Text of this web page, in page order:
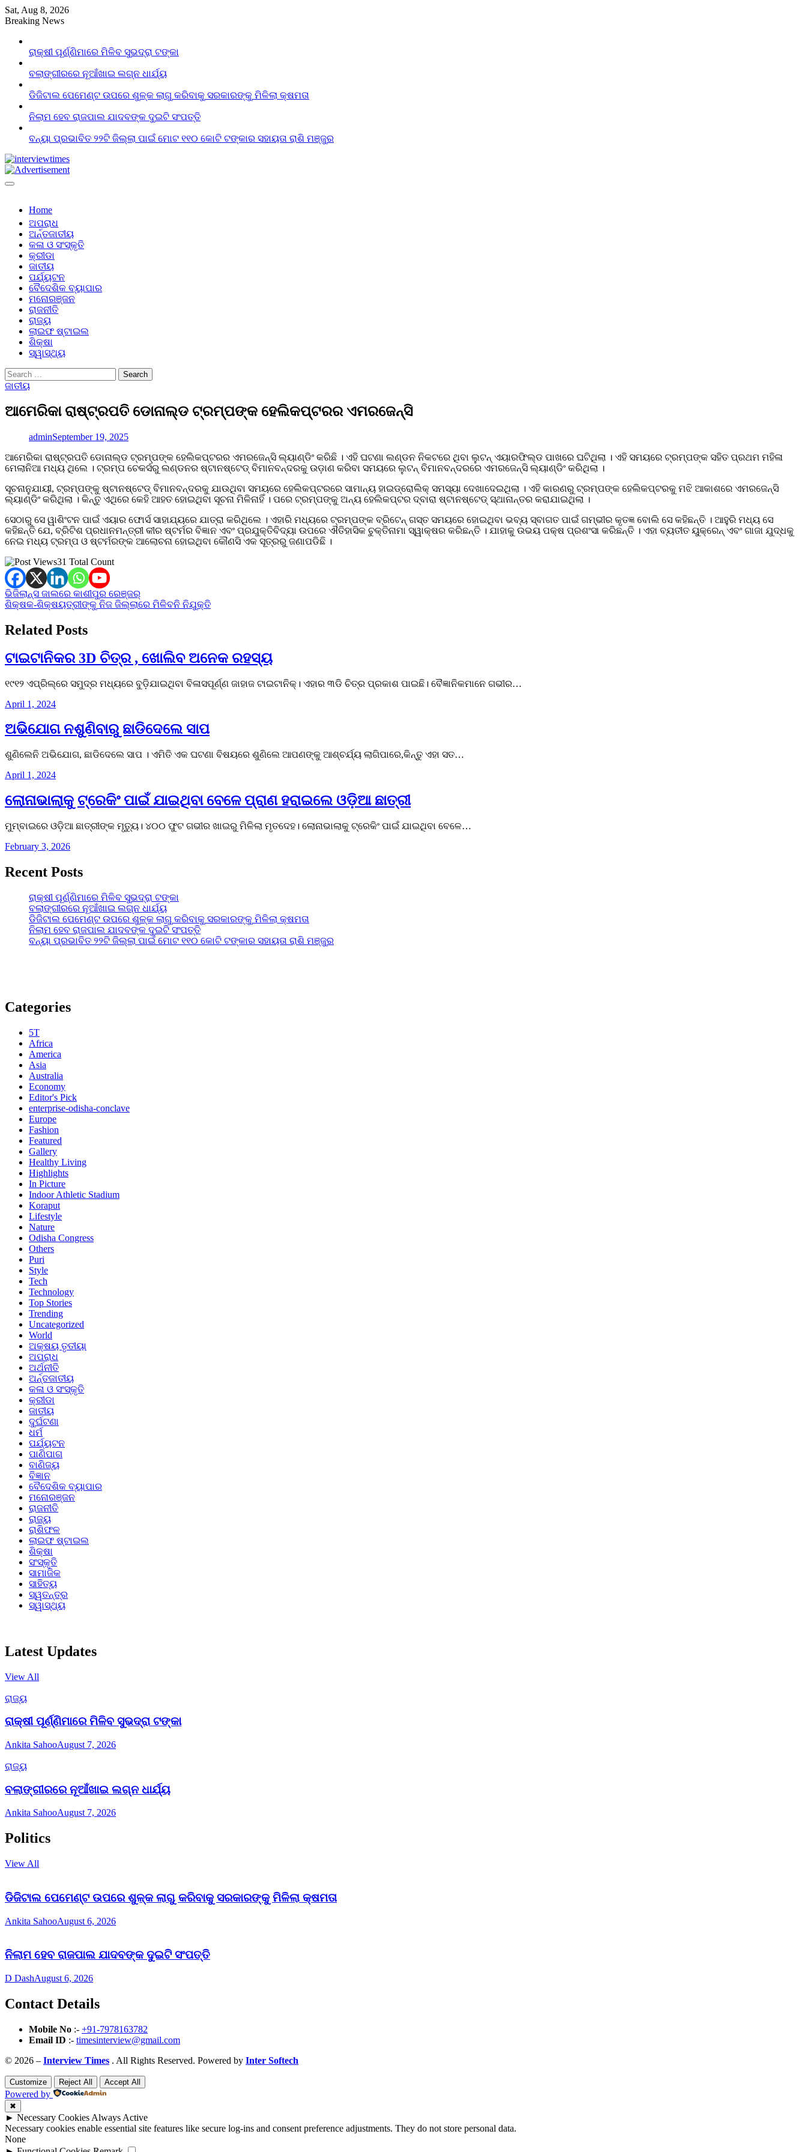
Skip
to
Sat, Aug 8, 2026
Breaking News
ରାକ୍ଷୀ ପୂର୍ଣ୍ଣିମାରେ ମିଳିବ ସୁଭଦ୍ରା ଟଙ୍କା
ବଲାଙ୍ଗୀରରେ ନୂଆଁଖାଇ ଲଗ୍ନ ଧାର୍ଯ୍ୟ
ଡିଜିଟାଲ ପେମେଣ୍ଟ ଉପରେ ଶୁଳ୍କ ଲାଗୁ କରିବାକୁ ସରକାରଙ୍କୁ ମିଳିଲା କ୍ଷମତା
ନିଲାମ ହେବ ରାଜପାଲ ଯାଦବଙ୍କ ଦୁଇଟି ସଂପତ୍ତି
ବନ୍ୟା ପ୍ରଭାବିତ ୨୨ଟି ଜିଲ୍ଲା ପାଇଁ ମୋଟ ୧୧୦ କୋଟି ଟଙ୍କାର ସହାୟତା ରାଶି ମଞ୍ଜୁର
Home
ଅପରାଧ
ଅର୍ନ୍ତଜାତୀୟ
କଳା ଓ ସଂସ୍କୃତି
କ୍ରୀଡା
ଜାତୀୟ
ପର୍ଯ୍ୟଟନ
ବୈଦେଶିକ ବ୍ୟାପାର
ମନୋରଞ୍ଜନ
ରାଜନୀତି
ରାଜ୍ୟ
ଲାଇଫ ଷ୍ଟାଇଲ
ଶିକ୍ଷା
ସ୍ୱାସ୍ଥ୍ୟ
Search
for:
ଜାତୀୟ
ଆମେରିକା ରାଷ୍ଟ୍ରପତି ଡୋନାଲ୍ଡ ଟ୍ରମ୍ପଙ୍କ ହେଲିକପ୍ଟରର ଏମରଜେନ୍ସି
adminSeptember 19, 2025
ଆମେରିକା ରାଷ୍ଟ୍ରପତି ଡୋନାଲ୍ଡ ଟ୍ରମ୍ପଙ୍କ ହେଲିକପ୍ଟରର ଏମରଜେନ୍ସି ଲ୍ୟାଣ୍ଡିଂ କରିଛି । ଏହି ଘଟଣା ଲଣ୍ଡନ ନିକଟରେ ଥିବା ଲୁଟନ୍ ଏୟାରଫିଲ୍ଡ ପାଖରେ ଘଟିଥିଲା । ଏହି ସମୟରେ ଟ୍ରମ୍ପଙ୍କ ସହିତ ପ୍ରଥମ ମହିଳା
ମେଲାନିଆ ମଧ୍ୟ ଥିଲେ । ଟ୍ରମ୍ପ ଚେକର୍ସରୁ ଲଣ୍ଡନର ଷ୍ଟାନଷ୍ଟେଡ୍ ବିମାନବନ୍ଦରକୁ ଉଡ଼ାଣ କରିବା ସମୟରେ ଲୁଟନ୍ ବିମାନବନ୍ଦରରେ ଏମରଜେନ୍ସି ଲ୍ୟାଣ୍ଡିଂ କରିଥିଲା ।
ସୂଚନାନୁଯାୟୀ, ଟ୍ରମ୍ପଙ୍କୁ ଷ୍ଟାନଷ୍ଟେଡ୍ ବିମାନବନ୍ଦରକୁ ଯାଉଥିବା ସମୟରେ ହେଲିକପ୍ଟରରେ ସାମାନ୍ୟ ହାଇଡ୍ରୋଲିକ୍ ସମସ୍ୟା ଦେଖାଦେଇଥିଲା । ଏହି କାରଣରୁ ଟ୍ରମ୍ପଙ୍କ ହେଲିକପ୍ଟରକୁ ମଝି ଆକାଶରେ ଏମରଜେନ୍ସି
ଲ୍ୟାଣ୍ଡିଂ କରିଥିଲା । କିନ୍ତୁ ଏଥିରେ କେହି ଆହତ ହୋଇଥିବା ସୂଚନା ମିଳିନାହିଁ । ପରେ ଟ୍ରମ୍ପଙ୍କୁ ଅନ୍ୟ ହେଲିକପ୍ଟର ଦ୍ବାରା ଷ୍ଟାନଷ୍ଟେଡ୍ ସ୍ଥାନାନ୍ତର କରାଯାଇଥିଲା ।
ସେଠାରୁ ସେ ୱାଶିଂଟନ ପାଇଁ ଏୟାର ଫୋର୍ସ ସାହାଯ୍ୟରେ ଯାତ୍ରା କରିଥିଲେ । ଏହାରି ମଧ୍ୟରେ ଟ୍ରମ୍ପଙ୍କ ବ୍ରିଟେନ୍ ଗସ୍ତ ସମୟରେ ହୋଇଥିବା ଭବ୍ୟ ସ୍ବାଗତ ପାଇଁ ଗମ୍ଭୀର କୃତଜ୍ଞ ବୋଲି ସେ କହିଛନ୍ତି । ଆହୁରି ମଧ୍ୟ ସେ
କହିଛନ୍ତି ଯେ, ବ୍ରିଟିଶ ପ୍ରଧାନମନ୍ତ୍ରୀ କୀର ଷ୍ଟର୍ମର ବିଜ୍ଞାନ ଏବଂ ପ୍ରଯୁକ୍ତିବିଦ୍ୟା ଉପରେ ଐତିହାସିକ ଚୁକ୍ତିନାମା ସ୍ୱାକ୍ଷର କରିଛନ୍ତି । ଯାହାକୁ ଉଭୟ ପକ୍ଷ ପ୍ରଶଂସା କରିଛନ୍ତି । ଏହା ବ୍ୟତୀତ ୟୁକ୍ରେନ୍ ଏବଂ ଗାଜା ଯୁଦ୍ଧକୁ
ନେଇ ମଧ୍ୟ ଟ୍ରମ୍ପ ଓ ଷ୍ଟର୍ମରଙ୍କ ଆଲୋଚନା ହୋଇଥିବା କୌଣସି ଏକ ସୂତ୍ରରୁ ଜଣାପଡିଛି ।
31 Total Count
Post
navigation
ଭିଜିଲାନ୍ସ ଜାଲରେ କାଶୀପୁର ରେଞ୍ଜର୍
ଶିକ୍ଷକ-ଶିକ୍ଷୟତ୍ରୀଙ୍କୁ ନିଜ ଜିଲ୍ଲାରେ ମିଳିବନି ନିଯୁକ୍ତି
Related Posts
ଟାଇଟାନିକର 3D ଚିତ୍ର , ଖୋଲିବ ଅନେକ ରହସ୍ୟ
୧୯୧୨ ଏପ୍ରିଲ୍ରେ ସମୁଦ୍ର ମଧ୍ୟରେ ବୁଡ଼ିଯାଇଥିବା ବିଳାସପୂର୍ଣ୍ଣ ଜାହାଜ ଟାଇଟାନିକ୍। ଏହାର ୩ଡି ଚିତ୍ର ପ୍ରକାଶ ପାଇଛି। ବୈଜ୍ଞାନିକମାନେ ଗଭୀର…
April 1, 2024
ଅଭିଯୋଗ ନଶୁଣିବାରୁ ଛାଡିଦେଲେ ସାପ
ଶୁଣିଲେନି ଅଭିଯୋଗ, ଛାଡିଦେଲେ ସାପ । ଏମିତି ଏକ ଘଟଣା ବିଷୟରେ ଶୁଣିଲେ ଆପଣଙ୍କୁ ଆଶ୍ଚର୍ଯ୍ୟ ଲାଗିପାରେ,କିନ୍ତୁ ଏହା ସତ…
April 1, 2024
ଲୋନାଭାଲାକୁ ଟ୍ରେକିଂ ପାଇଁ ଯାଇଥିବା ବେଳେ ପ୍ରାଣ ହରାଇଲେ ଓଡ଼ିଆ ଛାତ୍ରୀ
ମୁମ୍ବାଇରେ ଓଡି଼ଆ ଛାତ୍ରୀଙ୍କ ମୃତ୍ୟୁ। ୪୦୦ ଫୁଟ ଗଭୀର ଖାଇରୁ ମିଳିଲା ମୃତଦେହ। ଲୋନାଭାଲାକୁ ଟ୍ରେକିଂ ପାଇଁ ଯାଇଥିବା ବେଳେ…
February 3, 2026
Recent Posts
ରାକ୍ଷୀ ପୂର୍ଣ୍ଣିମାରେ ମିଳିବ ସୁଭଦ୍ରା ଟଙ୍କା
ବଲାଙ୍ଗୀରରେ ନୂଆଁଖାଇ ଲଗ୍ନ ଧାର୍ଯ୍ୟ
ଡିଜିଟାଲ ପେମେଣ୍ଟ ଉପରେ ଶୁଳ୍କ ଲାଗୁ କରିବାକୁ ସରକାରଙ୍କୁ ମିଳିଲା କ୍ଷମତା
ନିଲାମ ହେବ ରାଜପାଲ ଯାଦବଙ୍କ ଦୁଇଟି ସଂପତ୍ତି
ବନ୍ୟା ପ୍ରଭାବିତ ୨୨ଟି ଜିଲ୍ଲା ପାଇଁ ମୋଟ ୧୧୦ କୋଟି ଟଙ୍କାର ସହାୟତା ରାଶି ମଞ୍ଜୁର
Categories
5T
Africa
America
Asia
Australia
Economy
Editor's Pick
enterprise-odisha-conclave
Europe
Fashion
Featured
Gallery
Healthy Living
Highlights
In Picture
Indoor Athletic Stadium
Koraput
Lifestyle
Nature
Odisha Congress
Others
Puri
Style
Tech
Technology
Top Stories
Trending
Uncategorized
World
ଅକ୍ଷୟ ତୃତୀୟା
ଅପରାଧ
ଅର୍ଥନୀତି
ଅର୍ନ୍ତଜାତୀୟ
କଳା ଓ ସଂସ୍କୃତି
କ୍ରୀଡା
ଜାତୀୟ
ଦୁର୍ଘଟଣା
ଧର୍ମ
ପର୍ଯ୍ୟଟନ
ପାଣିପାଗ
ବାଣିଜ୍ୟ
ବିଜ୍ଞାନ
ବୈଦେଶିକ ବ୍ୟାପାର
ମନୋରଞ୍ଜନ
ରାଜନୀତି
ରାଜ୍ୟ
ରାଶିଫଳ
ଲାଇଫ ଷ୍ଟାଇଲ
ଶିକ୍ଷା
ସଂସ୍କୃତି
ସାମାଜିକ
ସାହିତ୍ୟ
ସ୍ୱତନ୍ତ୍ର
ସ୍ୱାସ୍ଥ୍ୟ
Latest Updates
View All
ରାଜ୍ୟ
ରାକ୍ଷୀ ପୂର୍ଣ୍ଣିମାରେ ମିଳିବ ସୁଭଦ୍ରା ଟଙ୍କା
Ankita SahooAugust 7, 2026
ରାଜ୍ୟ
ବଲାଙ୍ଗୀରରେ ନୂଆଁଖାଇ ଲଗ୍ନ ଧାର୍ଯ୍ୟ
Ankita SahooAugust 7, 2026
Politics
View All
ଡିଜିଟାଲ ପେମେଣ୍ଟ ଉପରେ ଶୁଳ୍କ ଲାଗୁ କରିବାକୁ ସରକାରଙ୍କୁ ମିଳିଲା କ୍ଷମତା
Ankita SahooAugust 6, 2026
ନିଲାମ ହେବ ରାଜପାଲ ଯାଦବଙ୍କ ଦୁଇଟି ସଂପତ୍ତି
D DashAugust 6, 2026
Contact Details
Mobile No :- +91-7978163782
Email ID :- timesinterview@gmail.com
© 2026 – Interview Times . All Rights Reserved. Powered by Inter Softech
Customize Reject All Accept All
Powered by
✖
► Necessary Cookies Always Active
Necessary cookies enable essential site features like secure log-ins and consent preference adjustments. They do not store personal data.
None